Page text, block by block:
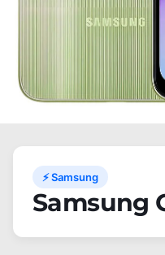
⚡ Samsung
Samsung